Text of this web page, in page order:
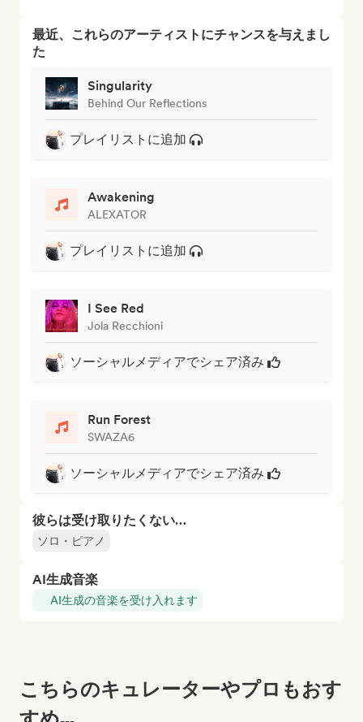
最近、これらのアーティストにチャンスを与えまし
た
Singularity
Behind Our Reflections
プレイリストに追加
Awakening
ALEXATOR
プレイリストに追加
I See Red
Jola Recchioni
ソーシャルメディアでシェア済み
Run Forest
SWAZA6
ソーシャルメディアでシェア済み
彼らは受け取りたくない…
ソロ・ピアノ
AI生成音楽
AI生成の音楽を受け入れます
こちらのキュレーターやプロもおす
すめ...